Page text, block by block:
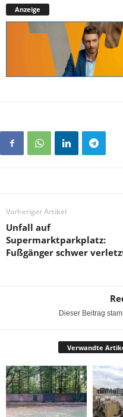
Anzeige
Vorheriger Artikel
Unfall auf
Supermarktparkplatz:
Fußgänger schwer
Dieser Beitrag
Verwandte